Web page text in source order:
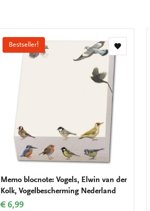
Bestseller!
Toevoegen
Memo blocnote: Vogels, Elwin van der
Kolk, Vogelbescherming Nederland
€ 6,99